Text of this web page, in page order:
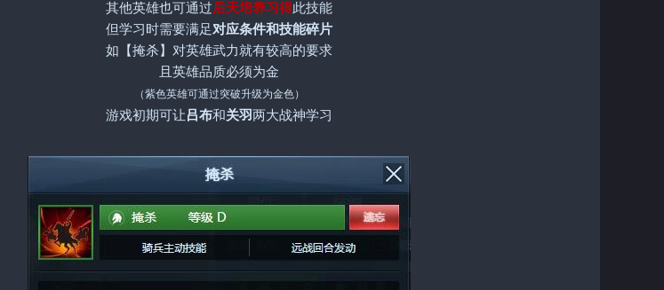
其他英雄也可通过后天培养习得此技能
但学习时需要满足对应条件和技能碎片
如【掩杀】对英雄武力就有较高的要求
且英雄品质必须为金
（紫色英雄可通过突破升级为金色）
游戏初期可让吕布和关羽两大战神学习